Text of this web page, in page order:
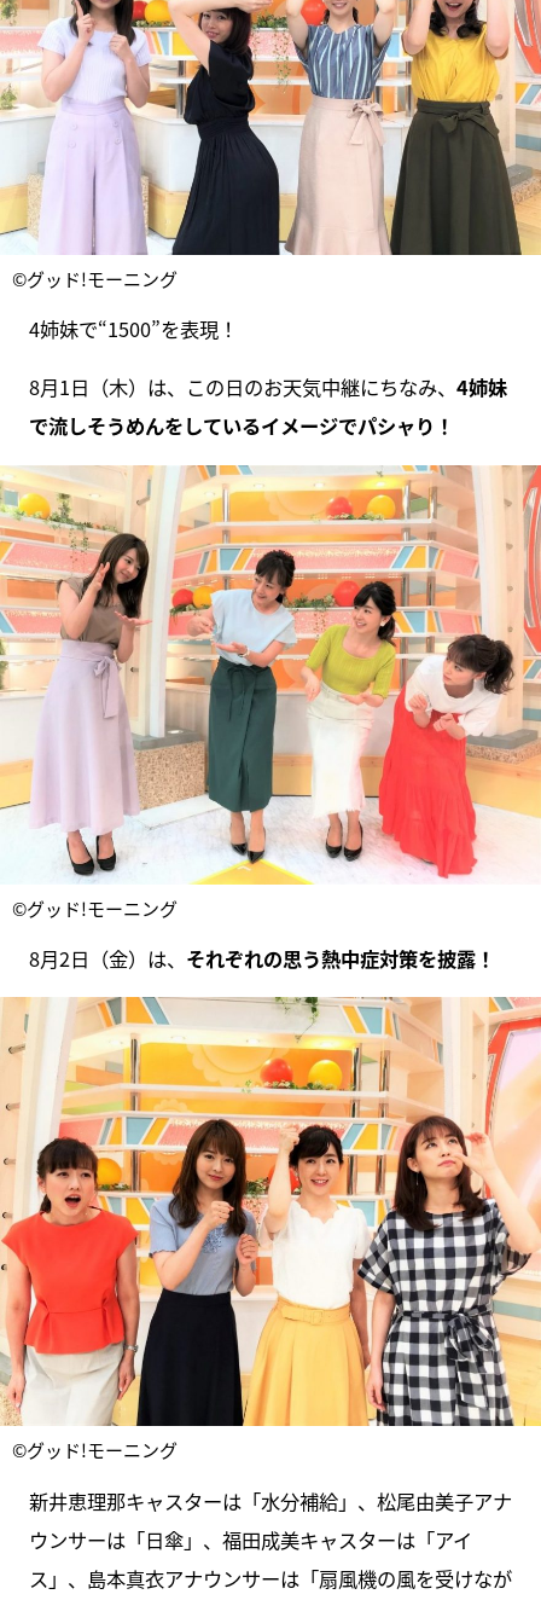
©グッド!モーニング
4姉妹で“1500”を表現！
8月1日（木）は、この日のお天気中継にちなみ、 4姉妹
で流しそうめんをしているイメージでパシャり！
©グッド!モーニング
8月2日（金）は、 それぞれの思う熱中症対策を披露！
©グッド!モーニング
新井恵理那キャスターは「水分補給」、松尾由美子アナ
ウンサーは「日傘」、福田成美キャスターは「アイ
ス」、島本真衣アナウンサーは「扇風機の風を受けなが